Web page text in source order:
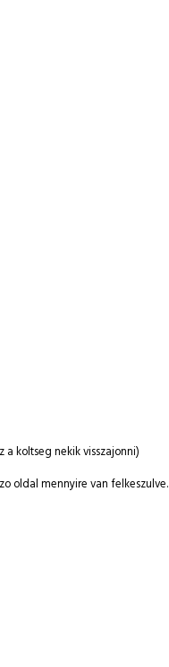
koltseg nekik visszajonni)
oldal mennyire van felkeszulve.